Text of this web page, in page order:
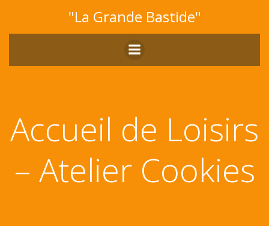
au
contenu
"La Grande Bastide"
Accueil de Loisirs
– Atelier Cookies